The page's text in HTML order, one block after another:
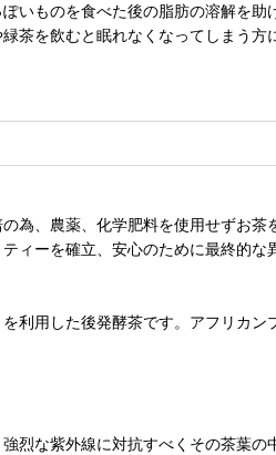
いものを食べた後の脂肪の溶解を
茶を飲むと眠れなくなってしまう
為、農薬、化学肥料を使用せずお茶
ィーを確立、安心のために最終的な
利用した後発酵茶です。アフリカ
烈な紫外線に対抗すべくその茶葉